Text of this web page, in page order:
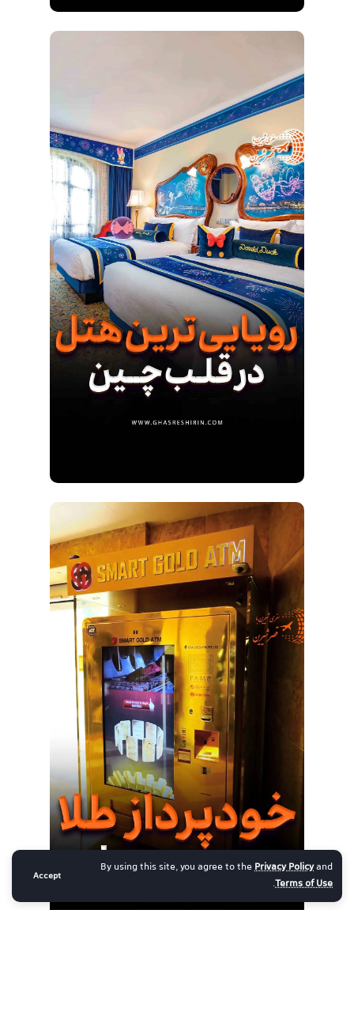
By using this site, you agree to thePrivacy Policyand
Terms of Use
.
Accept